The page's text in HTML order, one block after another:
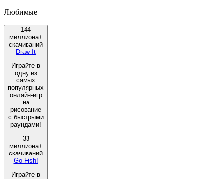
Любимые
144
миллиона+
скачиваний
Draw It
Играйте в
одну из
самых
популярных
онлайн-игр
на
рисование
с быстрыми
раундами!
33
миллиона+
скачиваний
Go Fish!
Играйте в